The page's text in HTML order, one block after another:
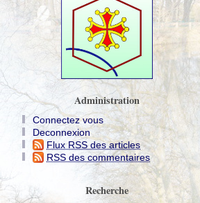
Administration
Connectez vous
Deconnexion
Flux RSS des articles
RSS des commentaires
Recherche